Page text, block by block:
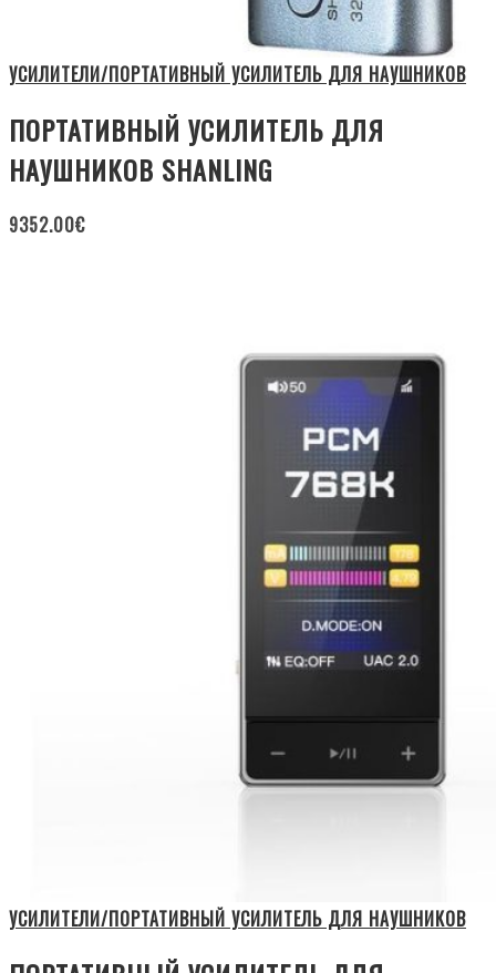
УСИЛИТЕЛИ/ПОРТАТИВНЫЙ УСИЛИТЕЛЬ ДЛЯ НАУШНИКОВ
ПОРТАТИВНЫЙ УСИЛИТЕЛЬ ДЛЯ
НАУШНИКОВ SHANLING
9352.00€
УСИЛИТЕЛИ/ПОРТАТИВНЫЙ УСИЛИТЕЛЬ ДЛЯ НАУШНИКОВ